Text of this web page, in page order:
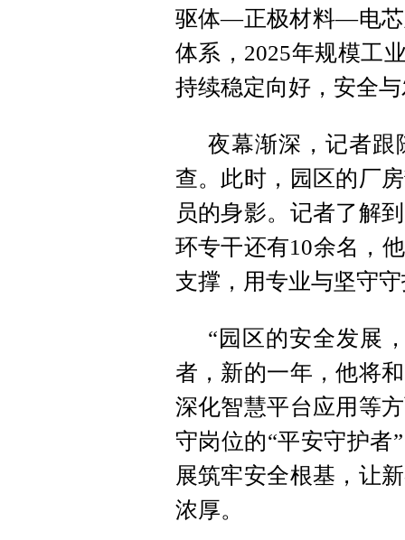
驱体—正极材料—电芯
体系，2025年规模工
持续稳定向好，安全
夜幕渐深，记者跟
查。此时，园区的厂
员的身影。记者了解
环专干还有10余名，
支撑，用专业与坚守
“园区的安全发展
者，新的一年，他将
深化智慧平台应用等
守岗位的“平安守护者
展筑牢安全根基，让
浓厚。